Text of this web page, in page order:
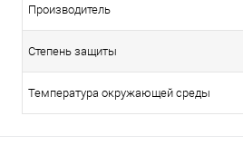
Производитель
Степень защиты
Температура окружающей среды